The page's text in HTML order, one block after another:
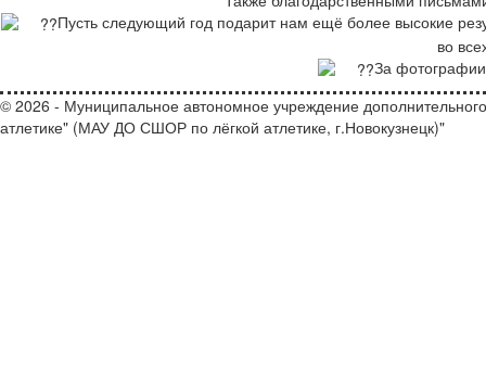
Пусть следующий год подарит нам ещё более высокие
во
За
© 2026 - Муниципальное автономное учреждение
атлетике" (МАУ ДО СШОР по лёгкой атлетике, г.Новокузнецк)"